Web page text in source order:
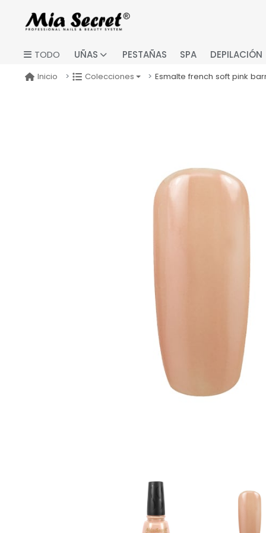
TODO UÑAS PESTAÑAS SPA DEPILACIÓN
Inicio Colecciones Esmalte french soft pink